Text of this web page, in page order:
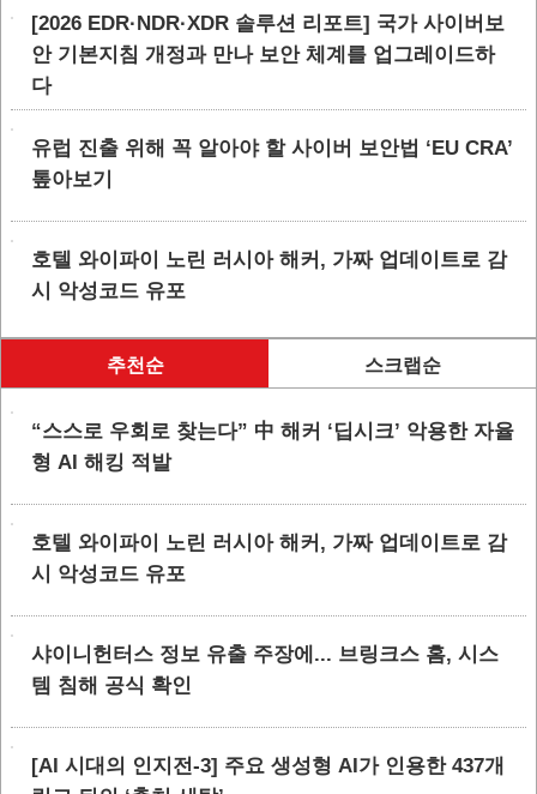
[2026 EDR·NDR·XDR 솔루션 리포트] 국가 사이버보
안 기본지침 개정과 만나 보안 체계를 업그레이드하
다
유럽 진출 위해 꼭 알아야 할 사이버 보안법 ‘EU CRA’
톺아보기
호텔 와이파이 노린 러시아 해커, 가짜 업데이트로 감
시 악성코드 유포
추천순 스크랩순
“스스로 우회로 찾는다” 中 해커 ‘딥시크’ 악용한 자율
형 AI 해킹 적발
호텔 와이파이 노린 러시아 해커, 가짜 업데이트로 감
시 악성코드 유포
샤이니헌터스 정보 유출 주장에... 브링크스 홈, 시스
템 침해 공식 확인
[AI 시대의 인지전-3] 주요 생성형 AI가 인용한 437개